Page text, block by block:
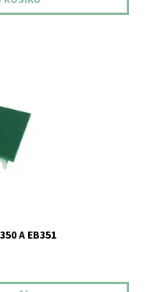
A EB351